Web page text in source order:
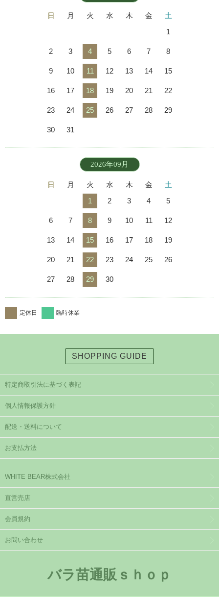
日 月 火 水 木 金
土
1
2 3 4 5 6 7 8
9 10 11 12 13 14 15
16 17 18 19 20 21 22
23 24 25 26 27 28 29
30 31
2026年09月
日 月 火 水 木 金
土
1
2 3 4 5
6 7 8 9 10 11 12
13 14 15 16 17 18 19
20 21 22 23 24 25 26
27 28 29 30
定休日 臨時休業
SHOPPING GUIDE
特定商取引法に基づく表記
個人情報保護方針
配送・送料について
お支払方法
WHITE BEAR株式会社
直営売店
会員規約
お問い合わせ
バラ苗通販ｓｈｏｐ